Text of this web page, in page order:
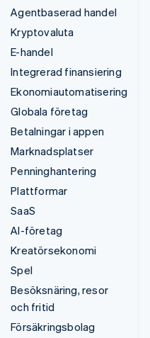
Agentbaserad handel
Kryptovaluta
E-handel
Integrerad finansiering
Ekonomiautomatisering
Globala företag
Betalningar i appen
Marknadsplatser
Penninghantering
Plattformar
SaaS
AI-företag
Kreatörsekonomi
Spel
Besöksnäring, resor
och fritid
Försäkringsbolag